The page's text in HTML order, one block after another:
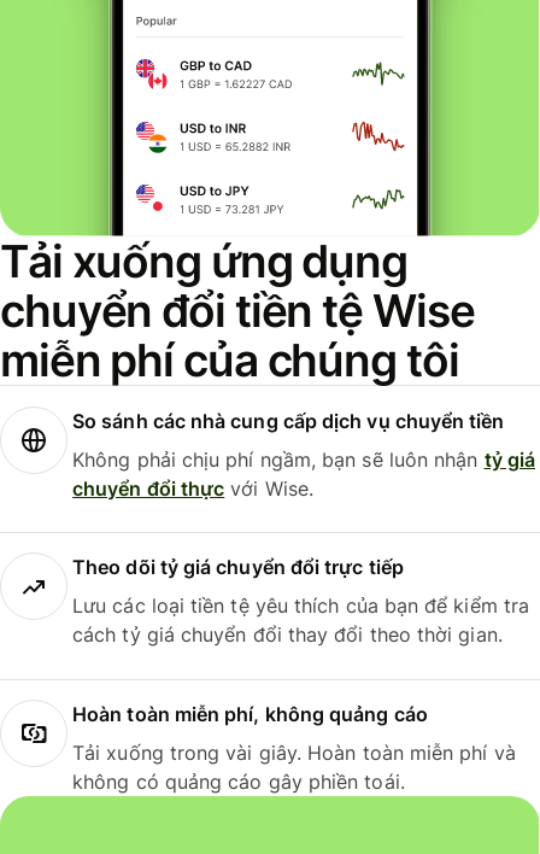
Tải xuống ứng dụng
chuyển đổi tiền tệ Wise
miễn phí của chúng tôi
So sánh các nhà cung cấp dịch vụ chuyển tiền
Không phải chịu phí ngầm, bạn sẽ luôn nhận tỷ giá
chuyển đổi thực với Wise.
Theo dõi tỷ giá chuyển đổi trực tiếp
Lưu các loại tiền tệ yêu thích của bạn để kiểm tra
cách tỷ giá chuyển đổi thay đổi theo thời gian.
Hoàn toàn miễn phí, không quảng cáo
Tải xuống trong vài giây. Hoàn toàn miễn phí và
không có quảng cáo gây phiền toái.